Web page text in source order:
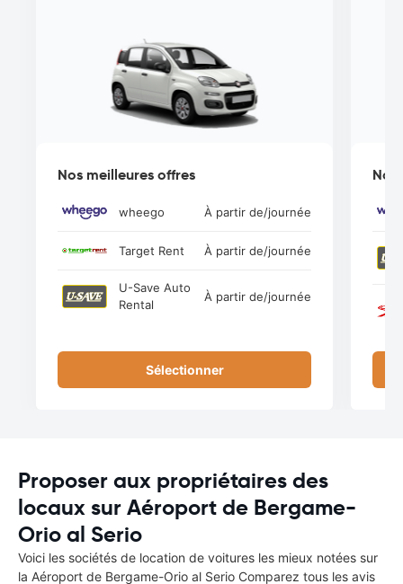
Nos meilleures offres
wheego À partir de/journée
Target Rent À partir de/journée
U-Save Auto
Rental
À partir de/journée
Sélectionner
Nos
Proposer aux propriétaires des
locaux sur Aéroport de Bergame-
Orio al Serio
Voici les sociétés de location de voitures les mieux notées sur
la Aéroport de Bergame-Orio al Serio Comparez tous les avis